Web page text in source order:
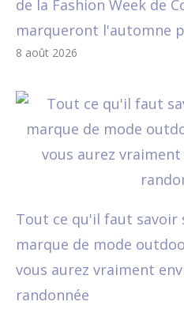
de la Fashion Week de
marqueront l'automne
8 août 2026
Tout ce qu'il faut savoir
marque de mode
vous aurez vraiment
randonnée